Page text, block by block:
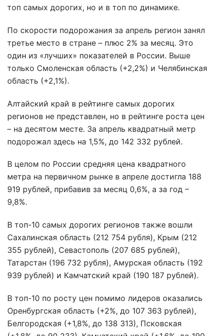
топ самых дорогих, но и в топ по динамике.
По скорости подорожания за апрель регион занял
третье место в стране – плюс 2% за месяц. Это
один из «лучших» показателей в России. Выше
только Смоленская область (+2,2%) и Челябинская
область (+2,1%).
Алтайский край в рейтинге самых дорогих
регионов не представлен, но в рейтинге роста цен
– на десятом месте. За апрель квадратный метр
подорожал здесь на 1,5%, до 142 332 рублей.
В целом по России средняя цена квадратного
метра на первичном рынке в апреле достигла 188
919 рублей, прибавив за месяц 0,6%, а за год –
9,8%.
В топ-10 самых дорогих регионов также вошли
Сахалинская область (212 754 рубля), Крым (212
355 рублей), Севастополь (207 685 рублей),
Татарстан (196 732 рубля), Амурская область (192
939 рублей) и Камчатский край (190 187 рублей).
В топ-10 по росту цен помимо лидеров оказались
Оренбургская область (+2%, до 107 363 рублей),
Белгородская (+1,8%, до 138 313), Псковская